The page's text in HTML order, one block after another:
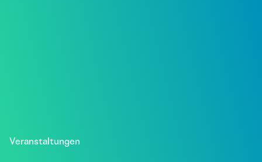
Veranstaltungen